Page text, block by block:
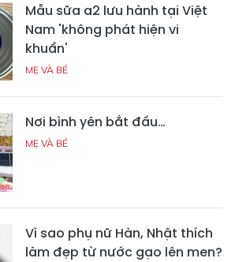
Mẫu sữa a2 lưu hành tại Việt
Nam 'không phát hiện vi
khuẩn'
MẸ VÀ BÉ
Nơi bình yên bắt đầu…
MẸ VÀ BÉ
Vì sao phụ nữ Hàn, Nhật thích
làm đẹp từ nước gạo lên men?